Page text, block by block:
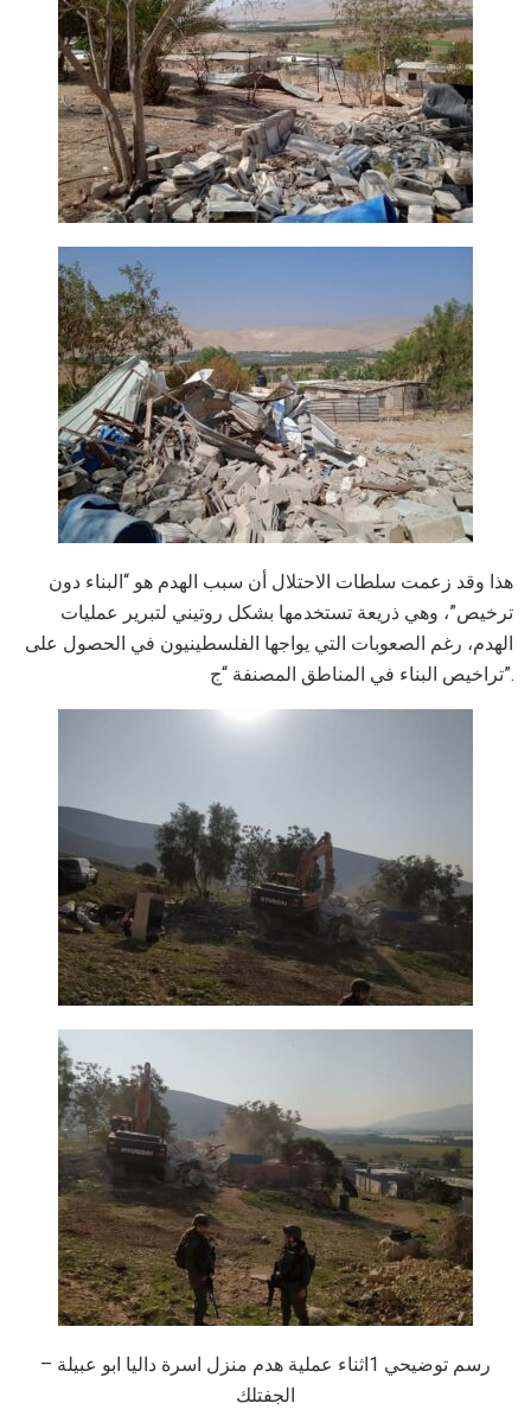
هذا وقد زعمت سلطات الاحتلال أن سبب الهدم هو “البناء دون
ترخيص”، وهي ذريعة تستخدمها بشكل روتيني لتبرير عمليات
الهدم، رغم الصعوبات التي يواجها الفلسطينيون في الحصول على
تراخيص البناء في المناطق المصنفة “ج”.
رسم توضيحي 1اثناء عملية هدم منزل اسرة داليا ابو عبيلة –
الجفتلك